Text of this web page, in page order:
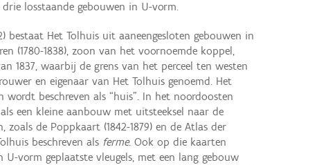
losstaande gebouwen in U-vorm.
bestaat Het Tolhuis uit aaneengesloten gebouwen in
(1780-1838), zoon van het voornoemde koppel,
1837, waarbij de grens van het perceel ten westen
en eigenaar van Het Tolhuis genoemd. Het
wordt beschreven als “huis”. In het noordoosten
een kleine aanbouw met uitsteeksel naar de
zoals de Poppkaart (1842-1879) en de Atlas der
beschreven als ferme. Ook op die kaarten
vorm geplaatste vleugels, met een lang gebouw